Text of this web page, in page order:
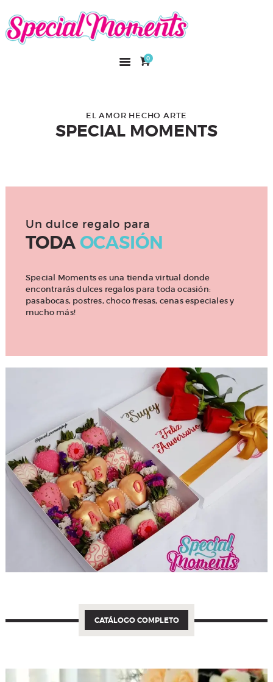
0
SPECIAL MOMENTS
El amor hecho arte
CURSOS
EL AMOR HECHO ARTE
SPECIAL MOMENTS
Un dulce regalo para
TODAOCASIÓN
Special Moments es una tienda virtual donde
encontrarás dulces regalos para toda ocasión:
pasabocas, postres, choco fresas, cenas especiales y
mucho más!
CATÁLOGO COMPLETO